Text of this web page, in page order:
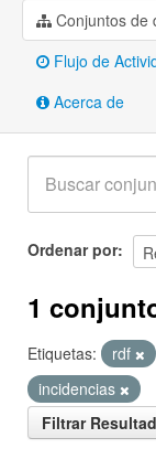
Conjuntos de
Flujo de
Acerca de
Ordenar por
1
Etiquetas: rdf
incidencias
Filtrar